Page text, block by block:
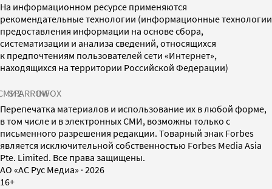
На информационном ресурсе применяются
рекомендательные технологии (информационные технологии
предоставления информации на основе сбора,
систематизации и анализа сведений, относящихся
к предпочтениям пользователей сети «Интернет»,
находящихся на территории Российской Федерации)
SPARROWINFOX
Перепечатка материалов и использование их в любой форме,
в том числе и в электронных СМИ, возможны только с
письменного разрешения редакции. Товарный знак Forbes
является исключительной собственностью Forbes Media Asia
Pte. Limited. Все права защищены.
AO «АС Рус Медиа» · 2026
16+